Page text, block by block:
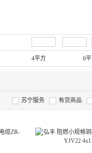
-
4平方 6
苏宁服务 有货商品